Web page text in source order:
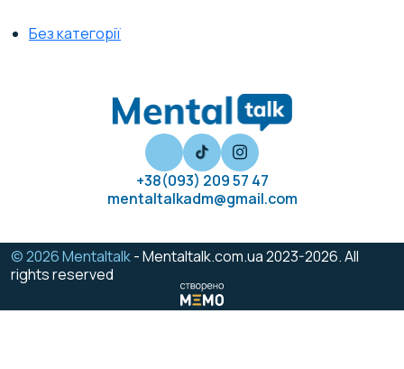
Без категорії
+38(093) 209 57 47
mentaltalkadm@gmail.com
© 2026 Mentaltalk- Mentaltalk.com.ua 2023-2026. All
rights reserved